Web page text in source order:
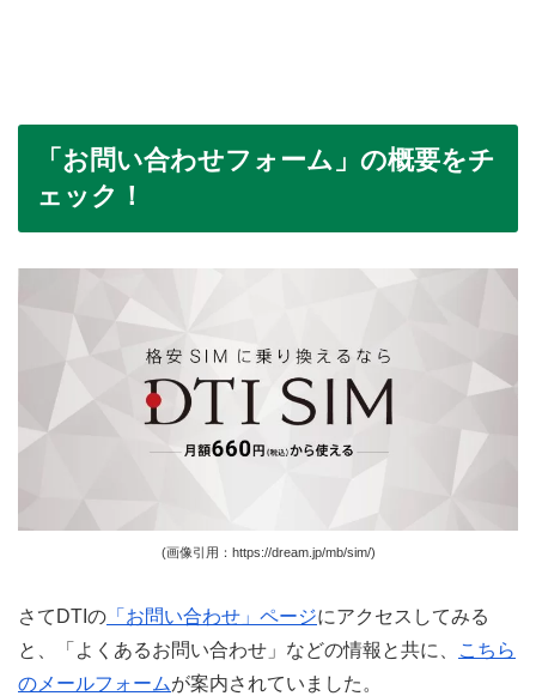
「お問い合わせフォーム」の概要をチ
ェック！
(画像引用：https://dream.jp/mb/sim/)
さてDTIの 「お問い合わせ」ページにアクセスしてみる
と、「よくあるお問い合わせ」などの情報と共に、
こちら
のメールフォームが案内されていました。